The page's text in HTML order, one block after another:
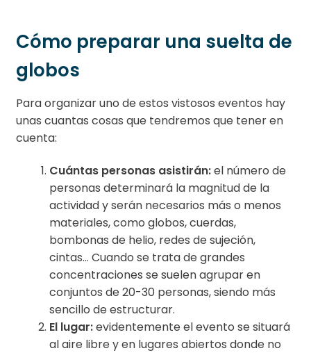
Cómo preparar una suelta de
globos
Para organizar uno de estos vistosos eventos hay
unas cuantas cosas que tendremos que tener en
cuenta:
Cuántas personas asistirán:el número de
personas determinará la magnitud de la
actividad y serán necesarios más o menos
materiales, como globos, cuerdas,
bombonas de helio, redes de sujeción,
cintas… Cuando se trata de grandes
concentraciones se suelen agrupar en
conjuntos de 20-30 personas, siendo más
sencillo de estructurar.
El lugar:evidentemente el evento se situará
al aire libre y en lugares abiertos donde no